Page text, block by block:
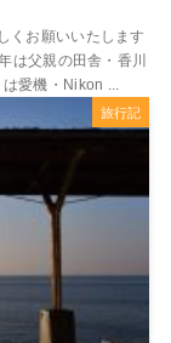
くお願いいたします
は父親の田舎・香川
愛機・Nikon ...
旅行記